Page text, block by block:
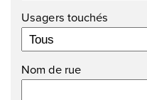
Usagers touchés
Nom de rue